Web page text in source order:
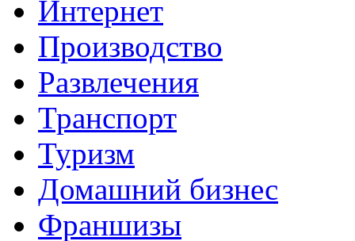
Интернет
Производство
Развлечения
Транспорт
Туризм
Домашний бизнес
Франшизы